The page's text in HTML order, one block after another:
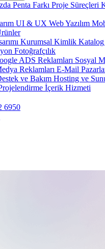
Penta Farkı Proje Süreçleri
UI & UX Web Yazılım
Kurumsal Kimlik Katalog
Fotoğrafçılık
ADS Reklamları Sosyal
Reklamları E-Mail
ve Bakım Hosting ve
İçerik Hizmeti
6950